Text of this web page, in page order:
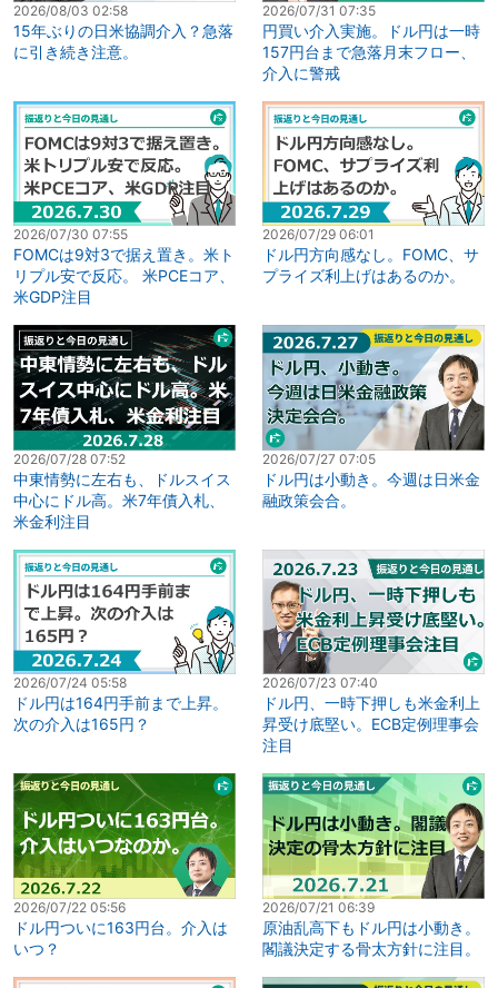
2026/08/03 02:58
15年ぶりの日米協調介入？急落
に引き続き注意。
2026/07/31 07:35
円買い介入実施。ドル円は一時
157円台まで急落月末フロー、
介入に警戒
2026/07/30 07:55
FOMCは9対3で据え置き。米ト
リプル安で反応。 米PCEコア、
米GDP注目
2026/07/29 06:01
ドル円方向感なし。FOMC、サ
プライズ利上げはあるのか。
2026/07/28 07:52
中東情勢に左右も、ドルスイス
中心にドル高。米7年債入札、
米金利注目
2026/07/27 07:05
ドル円は小動き。今週は日米金
融政策会合。
2026/07/24 05:58
ドル円は164円手前まで上昇。
次の介入は165円？
2026/07/23 07:40
ドル円、一時下押しも米金利上
昇受け底堅い。ECB定例理事会
注目
2026/07/22 05:56
ドル円ついに163円台。介入は
いつ？
2026/07/21 06:39
原油乱高下もドル円は小動き。
閣議決定する骨太方針に注目。